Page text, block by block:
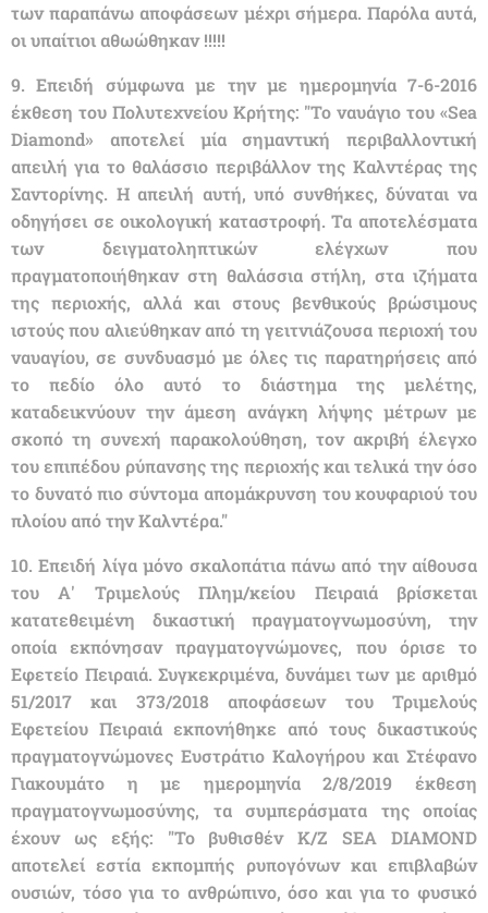
των παραπάνω αποφάσεων μέχρι σήμερα. Παρόλα αυτά,
οι υπαίτιοι αθωώθηκαν !!!!!
9. Επειδή σύμφωνα με την με ημερομηνία 7-6-2016
έκθεση του Πολυτεχνείου Κρήτης: "Το ναυάγιο του «Sea
Diamond» αποτελεί μία σημαντική περιβαλλοντική
απειλή για το θαλάσσιο περιβάλλον της Καλντέρας της
Σαντορίνης. Η απειλή αυτή, υπό συνθήκες, δύναται να
οδηγήσει σε οικολογική καταστροφή. Τα αποτελέσματα
των δειγματοληπτικών ελέγχων που
πραγματοποιήθηκαν στη θαλάσσια στήλη, στα ιζήματα
της περιοχής, αλλά και στους βενθικούς βρώσιμους
ιστούς που αλιεύθηκαν από τη γειτνιάζουσα περιοχή του
ναυαγίου, σε συνδυασμό με όλες τις παρατηρήσεις από
το πεδίο όλο αυτό το διάστημα της μελέτης,
καταδεικνύουν την άμεση ανάγκη λήψης μέτρων με
σκοπό τη συνεχή παρακολούθηση, τον ακριβή έλεγχο
του επιπέδου ρύπανσης της περιοχής και τελικά την όσο
το δυνατό πιο σύντομα απομάκρυνση του κουφαριού του
πλοίου από την Καλντέρα."
10. Επειδή λίγα μόνο σκαλοπάτια πάνω από την αίθουσα
του Α' Τριμελούς Πλημ/κείου Πειραιά βρίσκεται
κατατεθειμένη δικαστική πραγματογνωμοσύνη, την
οποία εκπόνησαν πραγματογνώμονες, που όρισε το
Εφετείο Πειραιά. Συγκεκριμένα, δυνάμει των με αριθμό
51/2017 και 373/2018 αποφάσεων του Τριμελούς
Εφετείου Πειραιά εκπονήθηκε από τους δικαστικούς
πραγματογνώμονες Ευστράτιο Καλογήρου και Στέφανο
Γιακουμάτο η με ημερομηνία 2/8/2019 έκθεση
πραγματογνωμοσύνης, τα συμπεράσματα της οποίας
έχουν ως εξής: "Το βυθισθέν Κ/Ζ SEA DIAMOND
αποτελεί εστία εκπομπής ρυπογόνων και επιβλαβών
ουσιών, τόσο για το ανθρώπινο, όσο και για το φυσικό